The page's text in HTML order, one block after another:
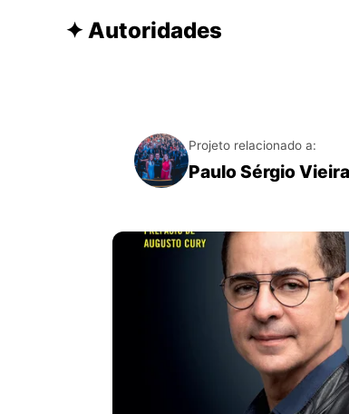
✦ Autoridades
Projeto relacionado a:
Paulo Sérgio